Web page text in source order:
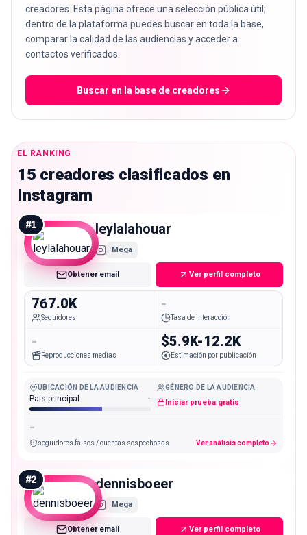
creadores. Esta página ofrece una selección pública útil;
dentro de la plataforma puedes buscar en toda la base,
comparar la calidad de las audiencias y acceder a
contactos verificados.
Buscar en la base de creadores
EL RANKING
15 creadores clasificados en
Instagram
#1 leylalahouar
Mega
Obtener email Ver perfil completo
767.0K
Seguidores
-
Tasa de interacción
-
Reproducciones medias
$5.9K-12.2K
Estimación por publicación
UBICACIÓN DE LA AUDIENCIA
País principal -
GÉNERO DE LA AUDIENCIA
Iniciar prueba gratis
-
seguidores falsos / cuentas sospechosas Ver análisis completo
#2 dennisboeer
Mega
Obtener email Ver perfil completo